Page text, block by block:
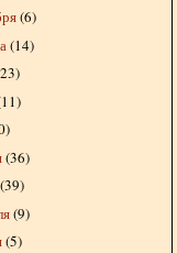
(6)
(14)
23)
11)
)
(36)
39)
(9)
(5)